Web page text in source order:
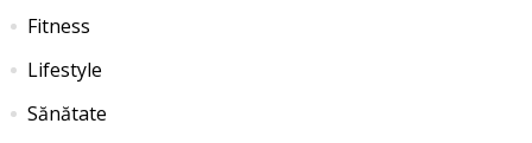
Fitness
Lifestyle
Sănătate